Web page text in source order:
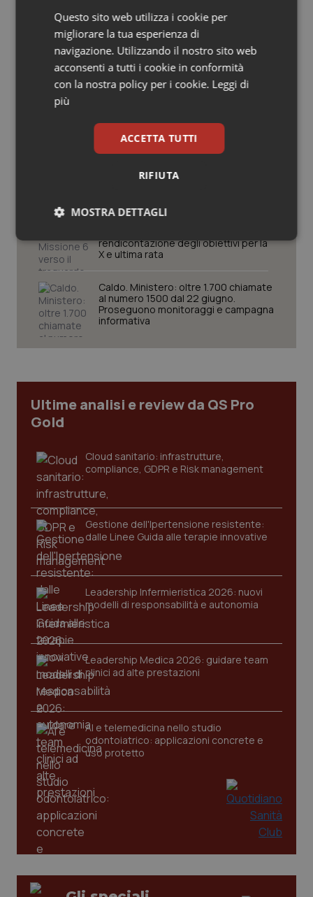
Salute orale & impianti
Sangue & coagulazione
Tiroide
Tumore al seno
Ulcera & Reflusso
Vaccini
Governo e Parlamento
Decreto PA. Un commissario per
smaltire le scorte Covid, le liste
d’attesa tornano al Siveas e il
prenotazione passa ad Agenas. Saltano l’aumento
delle tariffe ospedaliere e la proroga dei gettonisti
Università. Bernini firma il decreto:
più rispetto a scorso anno
Pnrr Salute. Missione 6 verso il
rendicontazione degli obiettivi per la
X e ultima rata
Caldo. Ministero: oltre 1.700 chiamate
al numero 1500 dal 22 giugno.
Proseguono monitoraggi e campagna
informativa
Ultime analisi e review da QS Pro
Gold
Cloud sanitario: infrastrutture,
compliance, GDPR e Risk management
Gestione dell'Ipertensione resistente:
dalle Linee Guida alle terapie innovative
Leadership Infermieristica 2026: nuovi
modelli di responsabilità e autonomia
Leadership Medica 2026: guidare team
clinici ad alte prestazioni
AI e telemedicina nello studio
odontoiatrico: applicazioni concrete e
uso protetto
Questo sito web utilizza i cookie per
migliorare la tua esperienza di
navigazione. Utilizzando il nostro sito web
acconsenti a tutti i cookie in conformità
con la nostra policy per i cookie. Leggi di
più
ACCETTA TUTTI
RIFIUTA
MOSTRA DETTAGLI
Necessari Statistici Marketing
protette del sito. Il sito web non è in grado di
funzionare correttamente senza questi cookie.
VISITOR_PRIVACY_METADATA
YouTube
.youtube.com
CookieScriptConsent
CookieScript
tracking-sites-ironfish-
www.quotidianosanita.it
2